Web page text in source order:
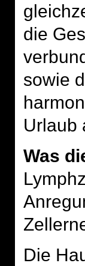
die
sowie
Urlaub
Was
Die